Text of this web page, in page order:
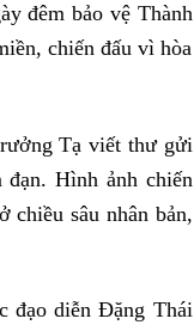
đêm bảo vệ Thành
chiến đấu vì hòa
Tạ viết thư gửi
Hình ảnh chiến
chiều sâu nhân bản,
đạo diễn Đặng Thái